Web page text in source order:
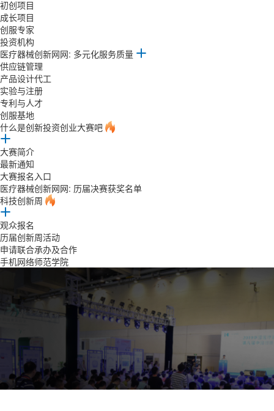
初创项目
成长项目
创服专家
投资机构
医疗器械创新网网: 多元化服务质量
供应链管理
产品设计代工
实验与注册
专利与人才
创服基地
什么是创新投资创业大赛吧
大赛简介
最新通知
大赛报名入口
医疗器械创新网网: 历届决赛获奖名单
科技创新周
观众报名
历届创新周活动
申请联合承办及合作
手机网络师范学院